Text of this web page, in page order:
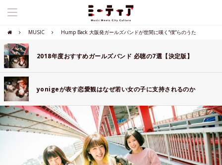
MUSIC Hump Back 大阪発ガールズバンドが世間に嘆く“僕“らのうた
2018年度おすすめガールズバンド 必聴の7選【決定版】
yonigeが表す恋愛観はなぜ若い女の子に支持されるのか